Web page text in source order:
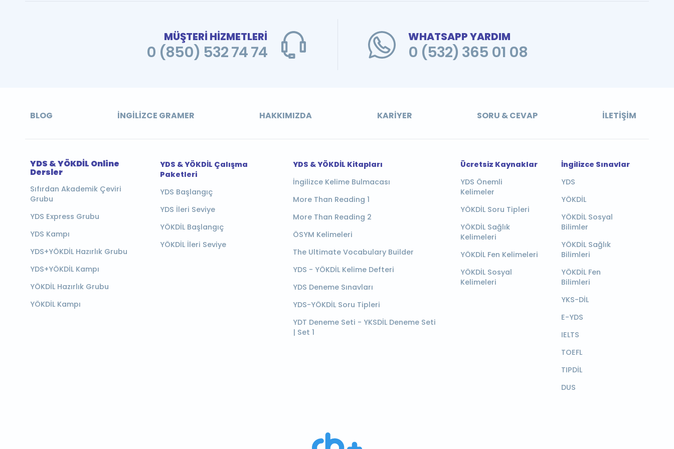
MÜŞTERİ HİZMETLERİ
0 (850) 532 74 74
WHATSAPP YARDIM
0 (532) 365 01 08
BLOG İNGILIZCE GRAMER HAKKIMIZDA KARIYER SORU & CEVAP İLETIŞIM
YDS & YÖKDİL Online
Dersler
Sıfırdan Akademik Çeviri
Grubu
YDS Express Grubu
YDS Kampı
YDS+YÖKDİL Hazırlık Grubu
YDS+YÖKDİL Kampı
YÖKDİL Hazırlık Grubu
YÖKDİL Kampı
YDS & YÖKDİL Çalışma
Paketleri
YDS Başlangıç
YDS İleri Seviye
YÖKDİL Başlangıç
YÖKDİL İleri Seviye
YDS & YÖKDİL Kitapları
İngilizce Kelime Bulmacası
More Than Reading 1
More Than Reading 2
ÖSYM Kelimeleri
The Ultimate Vocabulary Builder
YDS - YÖKDİL Kelime Defteri
YDS Deneme Sınavları
YDS-YÖKDİL Soru Tipleri
YDT Deneme Seti - YKSDİL Deneme Seti
| Set 1
Ücretsiz Kaynaklar
YDS Önemli
Kelimeler
YÖKDİL Soru Tipleri
YÖKDİL Sağlık
Kelimeleri
YÖKDİL Fen Kelimeleri
YÖKDİL Sosyal
Kelimeleri
İngilizce Sınavlar
YDS
YÖKDİL
YÖKDİL Sosyal
Bilimler
YÖKDİL Sağlık
Bilimleri
YÖKDİL Fen
Bilimleri
YKS-DİL
E-YDS
IELTS
TOEFL
TIPDİL
DUS